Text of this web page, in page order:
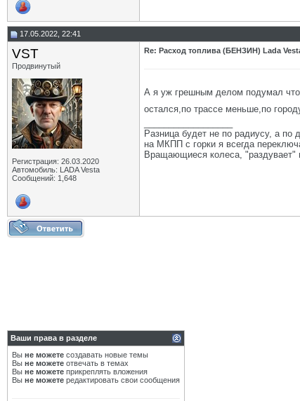
17.05.2022, 22:41
VST
Продвинутый
Регистрация: 26.03.2020
Автомобиль: LADA Vesta
Сообщений: 1,648
Re: Расход топлива (БЕНЗИН) Lada
А я уж грешным делом подумал что
остался,по трассе меньше,по
Разница будет не по радиусу, а по
на МКПП с горки я всегда
Вращающиеся колеса, "раздувает"
Ваши права в разделе
Вы не можете создавать новые темы
Вы не можете отвечать в темах
Вы не можете прикреплять вложения
Вы не можете редактировать свои сообщения